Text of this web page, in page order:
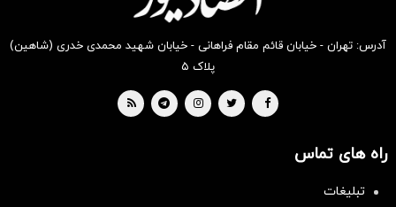
آدرس: تهران - خیابان قائم مقام فراهانی - خیابان شهید محمدی خدری (شاهین)
پلاک ۵
راه های تماس
تبلیغات